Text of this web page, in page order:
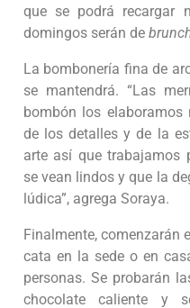
que se podrá recargar
domingos serán de
La bombonería fina de
se mantendrá. “Las
bombón los
de los detalles y de la
arte así que trabajamos
se vean lindos y que la
lúdica”, agrega Soraya.
Finalmente, comenzarán
cata en la sede o en
personas. Se probarán
chocolate caliente y